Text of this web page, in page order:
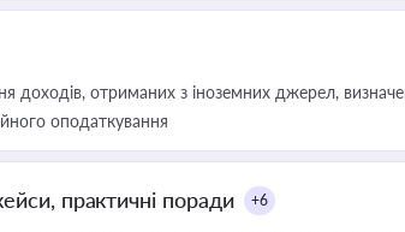
доходів, отриманих з іноземних джерел,
оподаткування
практичні поради +6